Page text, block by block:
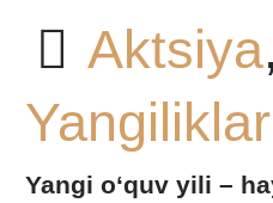
Aktsiya,
Yangiliklar
Yangi o‘quv yili –